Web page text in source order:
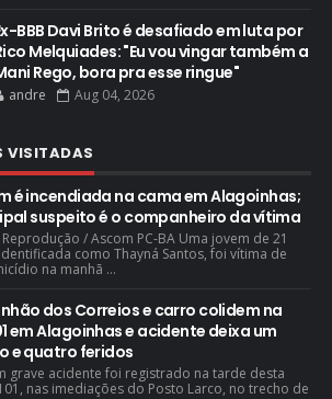
BBB Davi Brito é desafiado em luta por
Melquiades: "Eu vou vingar também a
Rego, bora pra esse ringue"
andre Aug 04, 2026
VISITADAS
é incendiada na cama em Alagoinhas;
suspeito é o companheiro da vítima
/ Ascom PC-BA Uma jovem de 21
como Thayná Santos, foi vítima de
na manhã ...
dos Correios e carro colidem na
em Alagoinhas e acidente deixa um
e quatro feridos
grave acidente foi registrado na tarde desta
nas imediações do Posto Larco, no trecho de